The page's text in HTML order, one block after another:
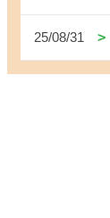
25/08/31